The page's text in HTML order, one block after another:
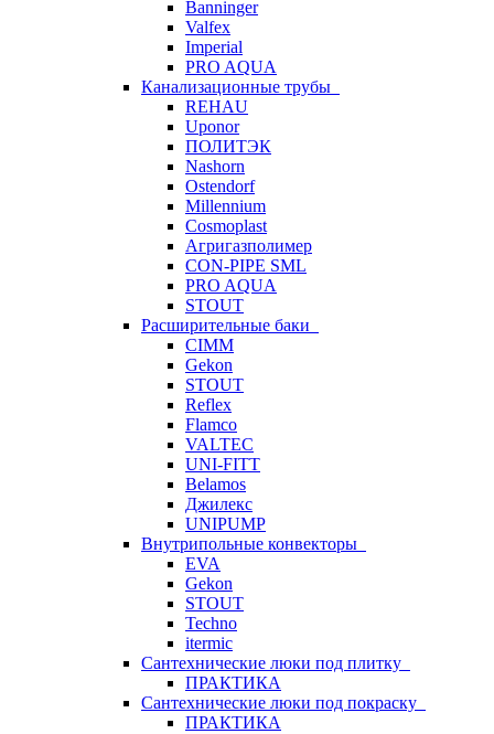
Banninger
Valfex
Imperial
PRO AQUA
Канализационные трубы
REHAU
Uponor
ПОЛИТЭК
Nashorn
Ostendorf
Millennium
Cosmoplast
Агригазполимер
CON-PIPE SML
PRO AQUA
STOUT
Расширительные баки
CIMM
Gekon
STOUT
Reflex
Flamco
VALTEC
UNI-FITT
Belamos
Джилекс
UNIPUMP
Внутрипольные конвекторы
EVA
Gekon
STOUT
Techno
itermic
Сантехнические люки под плитку
ПРАКТИКА
Сантехнические люки под покраску
ПРАКТИКА